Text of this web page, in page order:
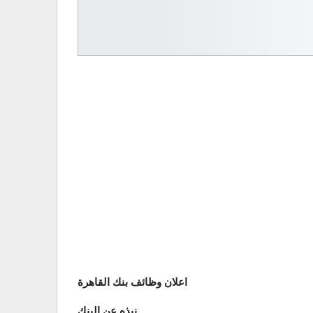
اعلان وظائف بنك القاهرة